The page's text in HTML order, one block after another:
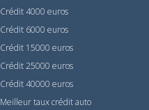
Crédit 4000 euros
Crédit 6000 euros
Crédit 15000 euros
Crédit 25000 euros
Crédit 40000 euros
Meilleur taux crédit auto